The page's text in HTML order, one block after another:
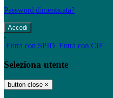
Password dimenticata?
-
Entra con SPID Entra con CIE
Seleziona utente
button close ×